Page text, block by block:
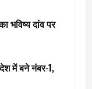
भविष्य दांव पर
में बने नंबर-1,